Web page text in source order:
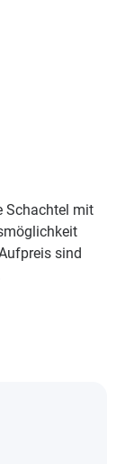
Schachtel mit
sind